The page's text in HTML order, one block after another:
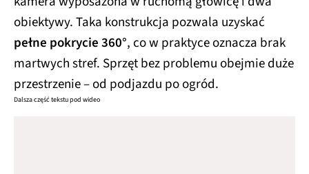
obiektywy. Taka konstrukcja pozwala uzyskać
pełne pokrycie 360°, co w praktyce oznacza brak
martwych stref. Sprzęt bez problemu obejmie duże
przestrzenie – od podjazdu po ogród.
Dalsza część tekstu pod wideo